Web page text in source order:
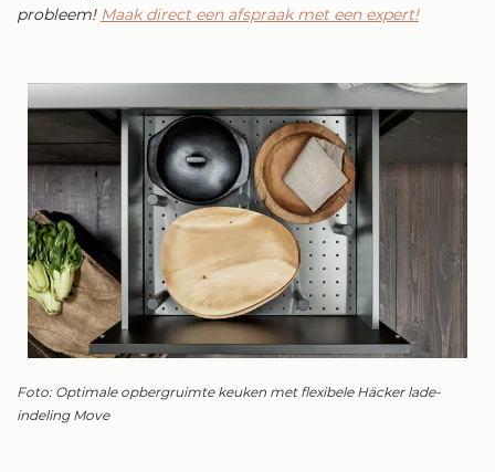
probleem! Maak direct een afspraak met een expert!
Foto: Optimale opbergruimte keuken met flexibele Häcker lade-
indeling Move